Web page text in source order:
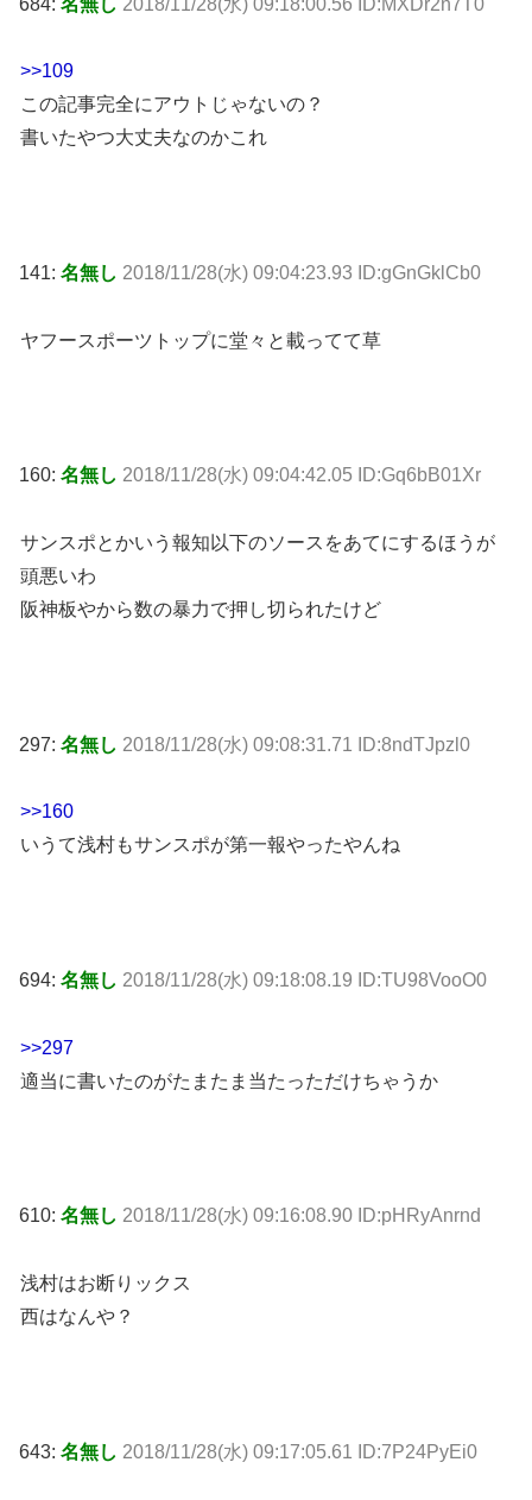
>>109
この記事完全にアウトじゃないの？
書いたやつ大丈夫なのかこれ
141: 名無し 2018/11/28(水) 09:04:23.93 ID:gGnGklCb0
ヤフースポーツトップに堂々と載ってて草
160: 名無し 2018/11/28(水) 09:04:42.05 ID:Gq6bB01Xr
サンスポとかいう報知以下のソースをあてにするほうが
頭悪いわ
阪神板やから数の暴力で押し切られたけど
297: 名無し 2018/11/28(水) 09:08:31.71 ID:8ndTJpzl0
>>160
いうて浅村もサンスポが第一報やったやんね
694: 名無し 2018/11/28(水) 09:18:08.19 ID:TU98VooO0
>>297
適当に書いたのがたまたま当たっただけちゃうか
610: 名無し 2018/11/28(水) 09:16:08.90 ID:pHRyAnrnd
浅村はお断りックス
西はなんや？
643: 名無し 2018/11/28(水) 09:17:05.61 ID:7P24PyEi0